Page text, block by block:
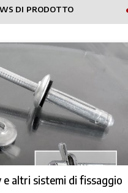
DI PRODOTTO
altri sistemi di fissaggio